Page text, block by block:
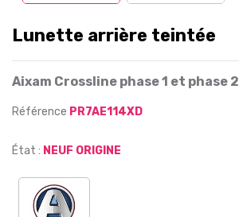
Lunette arrière teintée
Aixam Crossline phase 1 et phase 2
Référence PR7AE114XD
État : NEUF ORIGINE